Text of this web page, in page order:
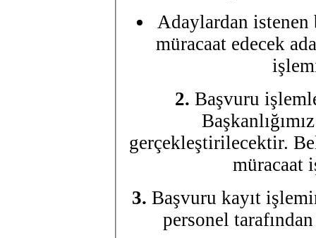
Adaylardan
müracaat edecek
2. Başvuru
gerçekleştirilecektir.
müracaat
3. Başvuru kayıt
personel